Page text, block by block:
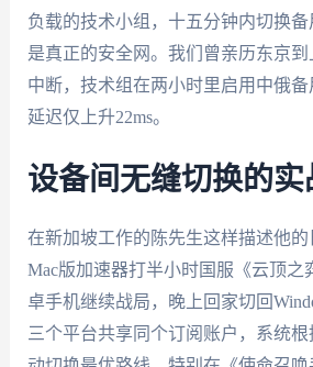
负载的技术小组，十五分钟内切换
是真正的安全网。我们曾亲历东京
中断，技术组在两小时里启用中俄
延迟仅上升22ms。
设备间无缝切换的实
在新加坡工作的陈先生这样描述他的
Mac版加速器打半小时国服《云顶之
卓手机继续战局，晚上回家切回
三个平台共享同个订阅账户，系统